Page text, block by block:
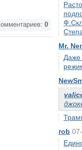
Mr.
Даже
rob
0